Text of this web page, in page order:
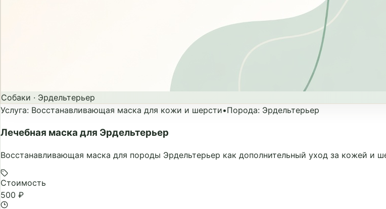
Собаки · Эрдельтерьер
Услуга: Восстанавливающая маска для кожи и шерсти•Порода: Эрдельтерьер
Лечебная маска для Эрдельтерьер
Восстанавливающая маска для породы Эрдельтерьер как дополнительный уход за кожей и
Стоимость
500 ₽